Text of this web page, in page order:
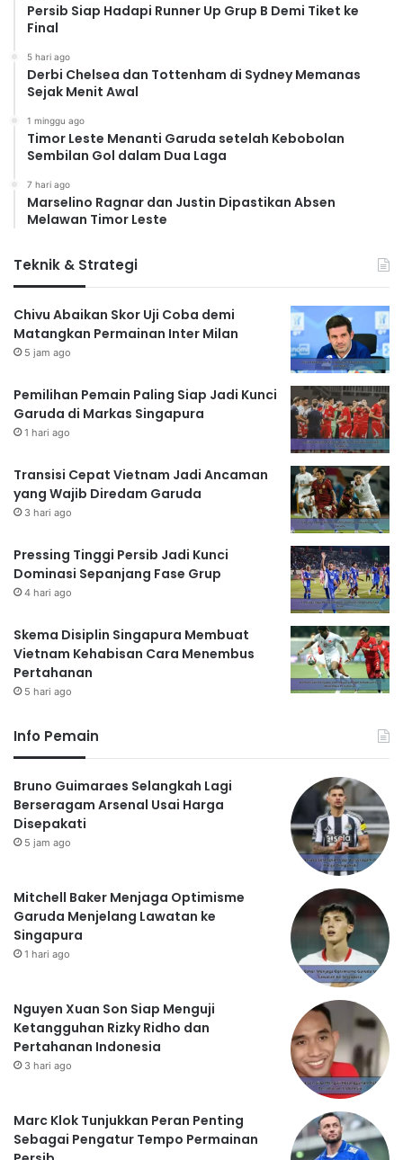
Persib Siap Hadapi Runner Up Grup B Demi Tiket ke
Final
5 hari ago
Derbi Chelsea dan Tottenham di Sydney Memanas
Sejak Menit Awal
1 minggu ago
Timor Leste Menanti Garuda setelah Kebobolan
Sembilan Gol dalam Dua Laga
7 hari ago
Marselino Ragnar dan Justin Dipastikan Absen
Melawan Timor Leste
Teknik & Strategi
Chivu Abaikan Skor Uji Coba demi
Matangkan Permainan Inter Milan
5 jam ago
Pemilihan Pemain Paling Siap Jadi Kunci
Garuda di Markas Singapura
1 hari ago
Transisi Cepat Vietnam Jadi Ancaman
yang Wajib Diredam Garuda
3 hari ago
Pressing Tinggi Persib Jadi Kunci
Dominasi Sepanjang Fase Grup
4 hari ago
Skema Disiplin Singapura Membuat
Vietnam Kehabisan Cara Menembus
Pertahanan
5 hari ago
Info Pemain
Bruno Guimaraes Selangkah Lagi
Berseragam Arsenal Usai Harga
Disepakati
5 jam ago
Mitchell Baker Menjaga Optimisme
Garuda Menjelang Lawatan ke
Singapura
1 hari ago
Nguyen Xuan Son Siap Menguji
Ketangguhan Rizky Ridho dan
Pertahanan Indonesia
3 hari ago
Marc Klok Tunjukkan Peran Penting
Sebagai Pengatur Tempo Permainan